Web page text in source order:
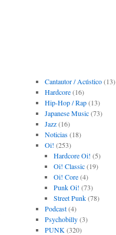
Cantautor / Acústico(13)
Hardcore(16)
Hip-Hop / Rap(13)
Japanese Music(73)
Jazz(16)
Noticias(18)
Oi! (253)
Hardcore Oi! (5)
Oi! Classic(19)
Oi! Core(4)
Punk Oi! (73)
Street Punk(78)
Podcast(4)
Psychobilly(3)
PUNK (320)